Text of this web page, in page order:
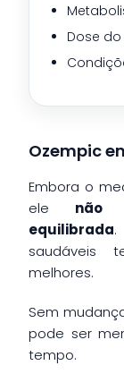
Dose
Ozempic
Embora o
ele não
equilibrada.
saudáveis
melhores.
Sem
pode ser
tempo.